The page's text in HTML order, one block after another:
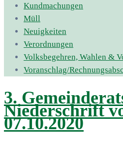
Kundmachungen
Müll
Neuigkeiten
Verordnungen
Volksbegehren, Wahlen &
Voranschlag/
3.
Niederschrift
07.10.2020